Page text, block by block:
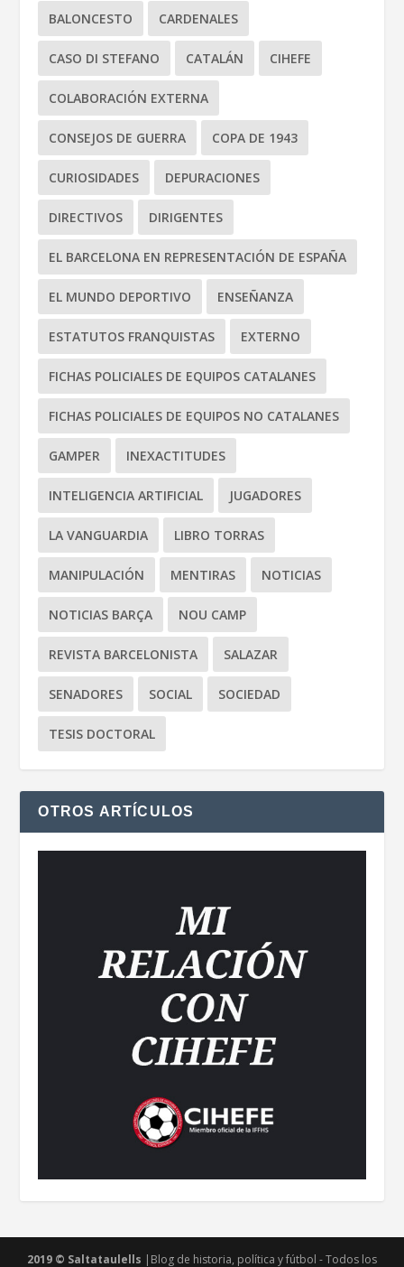
BALONCESTO CARDENALES
CASO DI STEFANO CATALÁN CIHEFE
COLABORACIÓN EXTERNA
CONSEJOS DE GUERRA COPA DE 1943
CURIOSIDADES DEPURACIONES
DIRECTIVOS DIRIGENTES
EL BARCELONA EN REPRESENTACIÓN DE ESPAÑA
EL MUNDO DEPORTIVO ENSEÑANZA
ESTATUTOS FRANQUISTAS EXTERNO
FICHAS POLICIALES DE EQUIPOS CATALANES
FICHAS POLICIALES DE EQUIPOS NO CATALANES
GAMPER INEXACTITUDES
INTELIGENCIA ARTIFICIAL JUGADORES
LA VANGUARDIA LIBRO TORRAS
MANIPULACIÓN MENTIRAS NOTICIAS
NOTICIAS BARÇA NOU CAMP
REVISTA BARCELONISTA SALAZAR
SENADORES SOCIAL SOCIEDAD
TESIS DOCTORAL
OTROS ARTÍCULOS
2019 © Saltataulells |Blog de historia, política y fútbol - Todos los